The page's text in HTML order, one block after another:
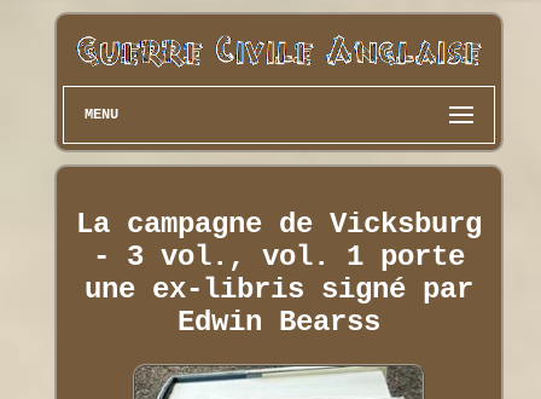
MENU
La campagne de Vicksburg
- 3 vol., vol. 1 porte
une ex-libris signé par
Edwin Bearss